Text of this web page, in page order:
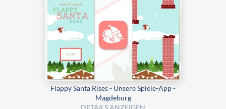
Flappy Santa Rises - Unsere Spiele-App -
Magdeburg